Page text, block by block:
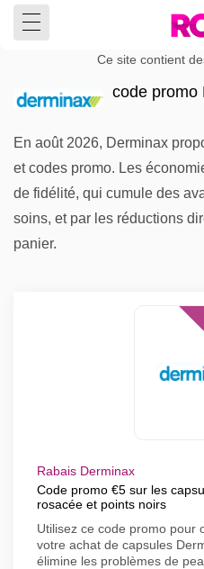
Ce site contient
code promo
En août 2026, Derminax
et codes promo. Les
de fidélité, qui cumule des
soins, et par les réductions
panier.
Rabais Derminax
Code promo €5 sur les
rosacée et points noirs
Utilisez ce code promo pour
votre achat de capsules
élimine les problèmes de